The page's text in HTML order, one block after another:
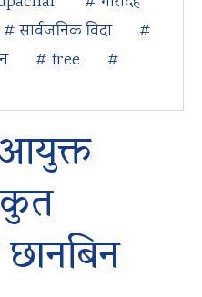
# सार्वजनिक विदा
#
# free
#
छानबिन